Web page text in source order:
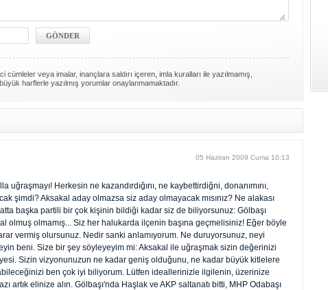
cümleler veya imalar, inançlara saldırı içeren, imla kuralları ile yazılmamış,
harflerle yazılmış yorumlar onaylanmamaktadır.
05 Haziran 2009 Cuma 10:13
uğraşmayı! Herkesin ne kazandırdığını, ne kaybettirdiğni, donanımını,
şimdi? Aksakal aday olmazsa siz aday olmayacak mısınız? Ne alakası
başka partili bir çok kişinin bildiği kadar siz de biliyorsunuz: Gölbaşı
olmuş olmamış... Siz her halukarda ilçenin başına geçmelisiniz! Eğer böyle
vermiş olursunuz. Nedir sanki anlamıyorum. Ne duruyorsunuz, neyi
beni. Size bir şey söyleyeyim mi: Aksakal ile uğraşmak sizin değerinizi
Sizin vizyonunuzun ne kadar geniş olduğunu, ne kadar büyük kitlelere
ben çok iyi biliyorum. Lütfen ideallerinizle ilgilenin, üzerinize
artık elinize alın. Gölbaşı'nda Haşlak ve AKP saltanatı bitti, MHP Odabaşı